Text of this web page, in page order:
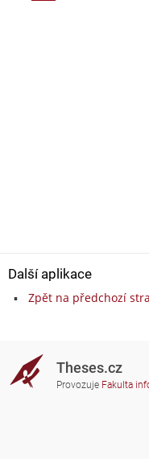
Další aplikace
Zpět na předchozí
Theses.cz
Provozuje Fakulta